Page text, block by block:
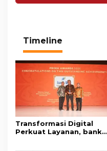
Timeline
Transformasi Digital
Perkuat Layanan, bank